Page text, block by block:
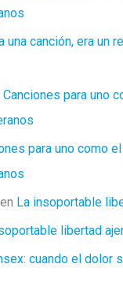
una canción, era un
Canciones para uno
para uno como
en La insoportable
libertad
cuando el dolor